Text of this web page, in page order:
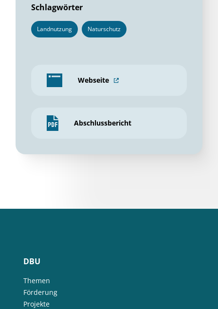
Schlagwörter
Landnutzung Naturschutz
Webseite
Abschlussbericht
DBU
Themen
Förderung
Projekte